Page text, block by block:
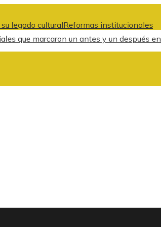
legado culturalReformas institucionales
que marcaron un antes y un después en